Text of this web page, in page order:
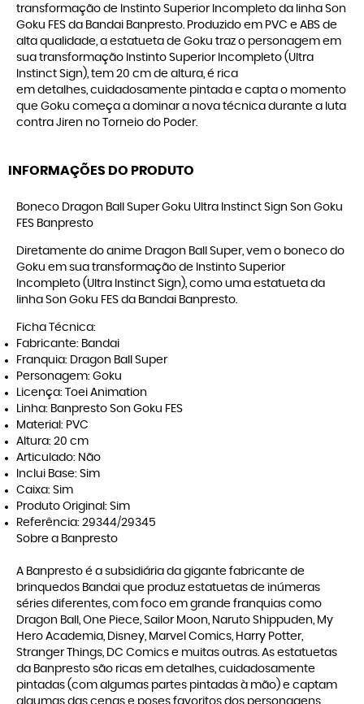
transformação de Instinto Superior Incompleto da linha Son
Goku FES da Bandai Banpresto. Produzido em PVC e ABS de
alta qualidade, a estatueta de Goku traz o personagem em
sua transformação Instinto Superior Incompleto (Ultra
Instinct Sign), tem 20 cm de altura, é rica
em detalhes, cuidadosamente pintada e capta o momento
que Goku começa a dominar a nova técnica durante a luta
contra Jiren no Torneio do Poder.
INFORMAÇÕES DO PRODUTO
Boneco Dragon Ball Super Goku Ultra Instinct Sign Son Goku
FES Banpresto
Diretamente do anime Dragon Ball Super, vem o boneco do
Goku em sua transformação de Instinto Superior
Incompleto (Ultra Instinct Sign), como uma estatueta da
linha Son Goku FES da Bandai Banpresto.
Ficha Técnica:
Fabricante: Bandai
Franquia: Dragon Ball Super
Personagem: Goku
Licença: Toei Animation
Linha: Banpresto Son Goku FES
Material: PVC
Altura: 20 cm
Articulado: Não
Inclui Base: Sim
Caixa: Sim
Produto Original: Sim
Referência: 29344/29345
Sobre a Banpresto
A Banpresto é a subsidiária da gigante fabricante de
brinquedos Bandai que produz estatuetas de inúmeras
séries diferentes, com foco em grande franquias como
Dragon Ball, One Piece, Sailor Moon, Naruto Shippuden, My
Hero Academia, Disney, Marvel Comics, Harry Potter,
Stranger Things, DC Comics e muitas outras. As estatuetas
da Banpresto são ricas em detalhes, cuidadosamente
pintadas (com algumas partes pintadas à mão) e captam